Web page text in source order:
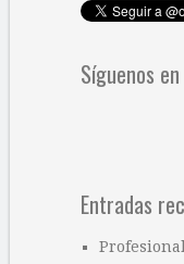
Síguenos
Entradas